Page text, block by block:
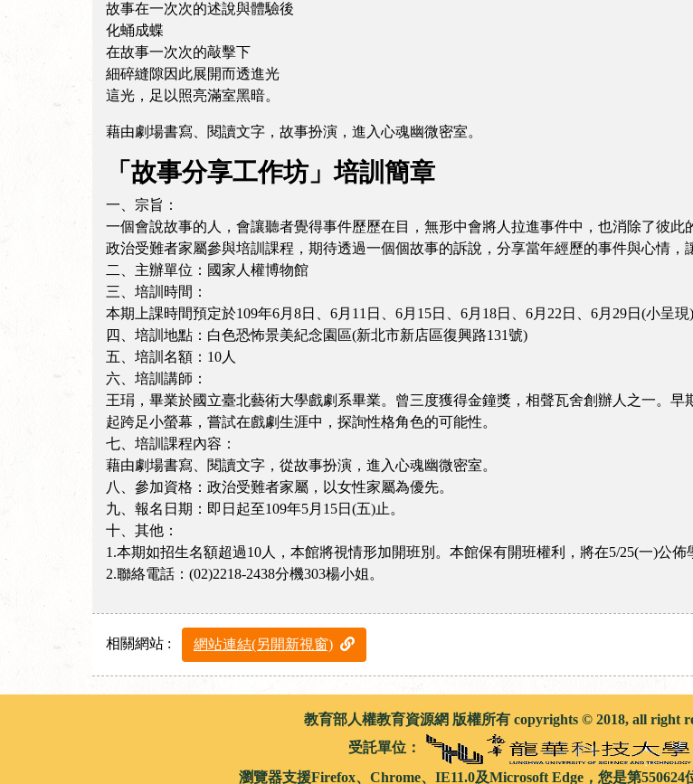
故事在一次次的述說與體驗後
化蛹成蝶
在故事一次次的敲擊下
細碎縫隙因此展開而透進光
這光，足以照亮滿室黑暗。
藉由劇場書寫、閱讀文字，故事扮演，進入心魂幽微密室。
「故事分享工作坊」培訓簡章
一、宗旨：
一個會說故事的人，會讓聽者覺得事件歷歷在目，無形中會將人拉進事件中，也消除了彼
政治受難者家屬參與培訓課程，期待透過一個個故事的訴說，分享當年經歷的事件與心情，
二、主辦單位：國家人權博物館
三、培訓時間：
本期上課時間預定於109年6月8日、6月11日、6月15日、6月18日、6月22日、6月29日(小呈
四、培訓地點：白色恐怖景美紀念園區(新北市新店區復興路131號)
五、培訓名額：10人
六、培訓講師：
王琄，畢業於國立臺北藝術大學戲劇系畢業。曾三度獲得金鐘獎，相聲瓦舍創辦人之一。
起跨足小螢幕，嘗試在戲劇生涯中，探詢性格角色的可能性。
七、培訓課程內容：
藉由劇場書寫、閱讀文字，從故事扮演，進入心魂幽微密室。
八、參加資格：政治受難者家屬，以女性家屬為優先。
九、報名日期：即日起至109年5月15日(五)止。
十、其他：
1.本期如招生名額超過10人，本館將視情形加開班別。本館保有開班權利，將在5/25(一)公佈
2.聯絡電話：(02)2218-2438分機303楊小姐。
相關網站 : 網站連結(另開新視窗)
教育部人權教育資源網 版權所有 copyrights © 2018, all right
受託單位：
瀏覽器支援Firefox、Chrome、IE11.0及Microsoft Edge，您是第550624